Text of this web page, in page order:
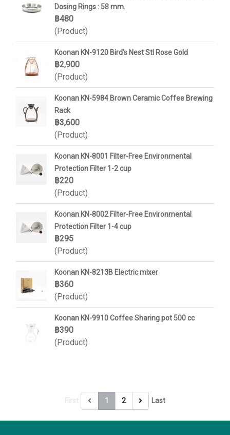
Dosing Rings : 58 mm.
฿480
(Product)
Koonan KN-9120 Bird's Nest Stl Rose Gold
฿2,900
(Product)
Koonan KN-5984 Brown Ceramic Coffee Brewing
Rack
฿3,600
(Product)
Koonan KN-8001 Filter-Free Environmental
Protection Filter 1-2 cup
฿220
(Product)
Koonan KN-8002 Filter-Free Environmental
Protection Filter 1-4 cup
฿295
(Product)
Koonan KN-8213B Electric mixer
฿360
(Product)
Koonan KN-9910 Coffee Sharing pot 500 cc
฿390
(Product)
1 2 Last